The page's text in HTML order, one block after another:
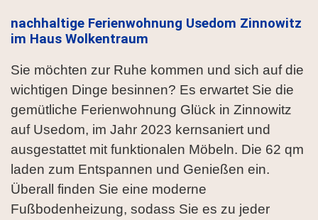
nachhaltige Ferienwohnung Usedom Zinnowitz
im Haus Wolkentraum
Sie möchten zur Ruhe kommen und sich auf die
wichtigen Dinge besinnen? Es erwartet Sie die
gemütliche Ferienwohnung Glück in Zinnowitz
auf Usedom, im Jahr 2023 kernsaniert und
ausgestattet mit funktionalen Möbeln. Die 62 qm
laden zum Entspannen und Genießen ein.
Überall finden Sie eine moderne
Fußbodenheizung, sodass Sie es zu jeder